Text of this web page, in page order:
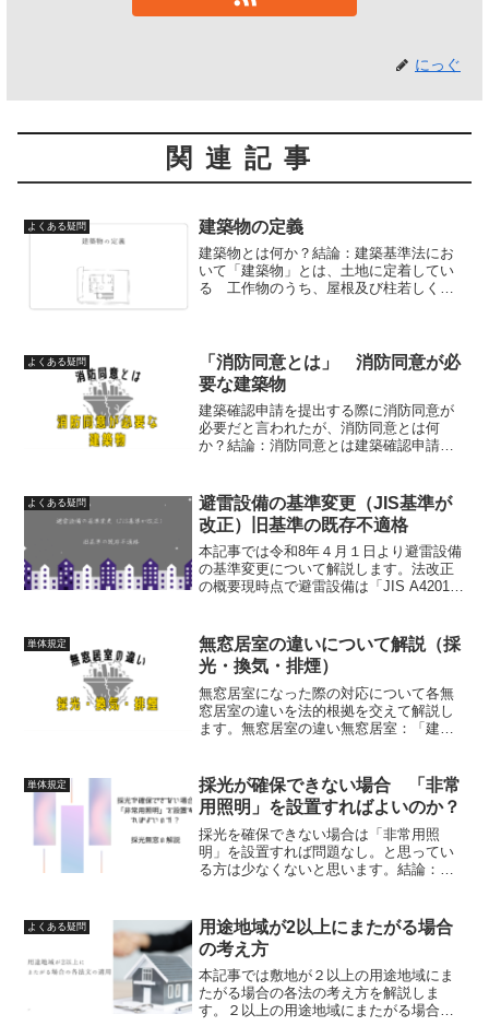
にっぐ
関連記事
よくある疑問 建築物の定義
建築物とは何か？結論：建築基準法にお
いて「建築物」とは、土地に定着してい
る 工作物のうち、屋根及び柱若しくは
属する門若しくは塀観覧の...
よくある疑問
「消防同意とは」 消防同意が必
要な建築物
建築確認申請を提出する際に消防同意が
必要だと言われたが、消防同意とは何
か？結論：消防同意とは建築確認申請に
制度のことです。この結論について法的
根拠を交えて解説します。消...
よくある疑問
避雷設備の基準変更（JIS基準が
改正）旧基準の既存不適格
本記事では令和8年４月１日より避雷設備
の基準変更について解説します。法改正
の概要現時点で避雷設備は「JIS A4201-
この２つの避雷設備は国住指発第...
単体規定
無窓居室の違いについて解説（採
光・換気・排煙）
無窓居室になった際の対応について各無
窓居室の違いを法的根拠を交えて解説し
ます。無窓居室の違い無窓居室：「建築
種類は以下の通りです。採光無窓の対応
（法第２８条・法第３５条...
単体規定
採光が確保できない場合 「非常
用照明」を設置すればよいのか？
採光を確保できない場合は「非常用照
明」を設置すれば問題なし。と思ってい
る方は少なくないと思います。結論：採
す。本記事では採光を確保できない場合
の対応方法を解説します。※...
よくある疑問
用途地域が2以上にまたがる場合
の考え方
本記事では敷地が２以上の用途地域にま
たがる場合の各法の考え方を解説しま
す。２以上の用途地域にまたがる場合